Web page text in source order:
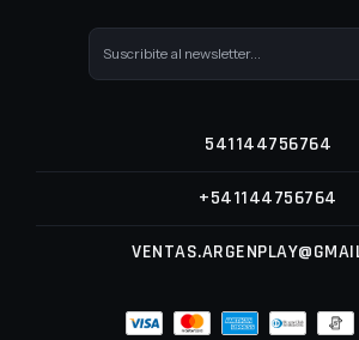
541144756764
+541144756764